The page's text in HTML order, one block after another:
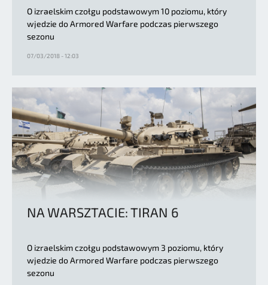
O izraelskim czołgu podstawowym 10 poziomu, który
wjedzie do Armored Warfare podczas pierwszego
sezonu
07/03/2018 - 12:03
NA WARSZTACIE: TIRAN 6
O izraelskim czołgu podstawowym 3 poziomu, który
wjedzie do Armored Warfare podczas pierwszego
sezonu